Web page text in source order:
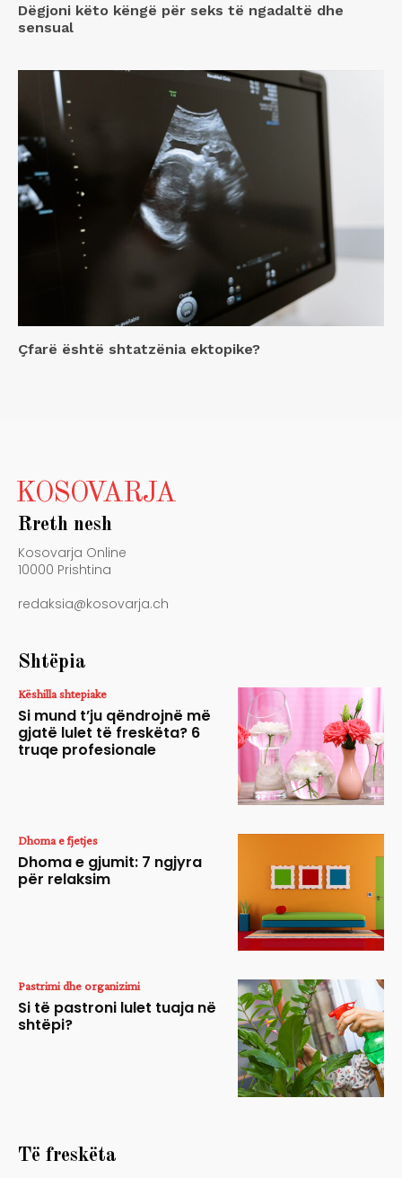
Dëgjoni këto këngë për seks të ngadaltë dhe
sensual
Çfarë është shtatzënia ektopike?
KOSOVARJA
Rreth nesh
Kosovarja Online
10000 Prishtina
redaksia@kosovarja.ch
Shtëpia
Këshilla shtepiake
Si mund t’ju qëndrojnë më
gjatë lulet të freskëta? 6
truqe profesionale
Dhoma e fjetjes
Dhoma e gjumit: 7 ngjyra
për relaksim
Pastrimi dhe organizimi
Si të pastroni lulet tuaja në
shtëpi?
Të freskëta